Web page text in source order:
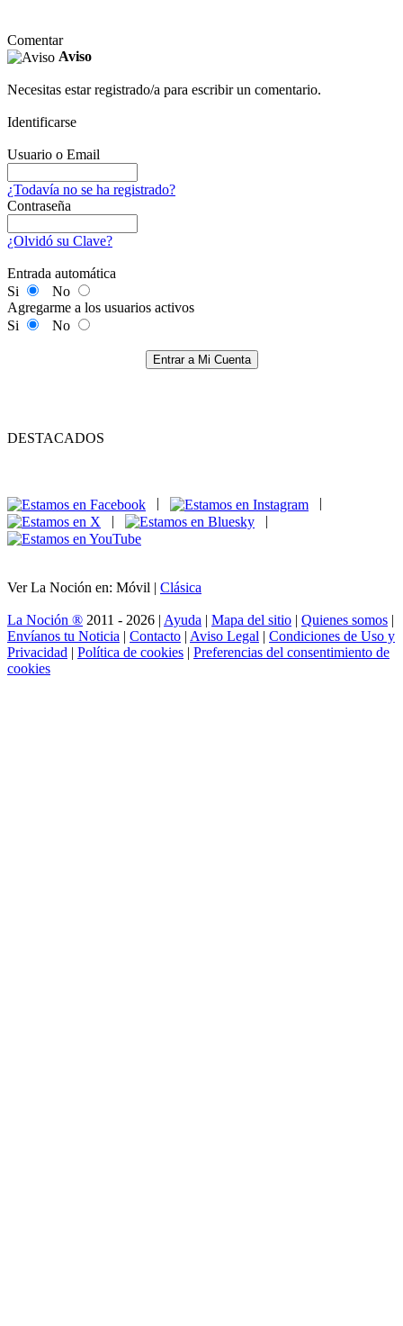
Comentar
Aviso
Necesitas estar registrado/a para escribir un comentario.
Identificarse
Usuario o Email
¿Todavía no se ha registrado?
Contraseña
¿Olvidó su Clave?
Entrada automática
Si
No
Agregarme a los usuarios activos
Si
No
Entrar a Mi Cuenta
DESTACADOS
|
|
Ver La Noción en: Móvil | Clásica
La Noción ® 2011 - 2026 | Ayuda | Mapa del sitio | Quienes somos |
Envíanos tu Noticia | Contacto | Aviso Legal | Condiciones de Uso y
Privacidad | Política de cookies | Preferencias del consentimiento de
cookies